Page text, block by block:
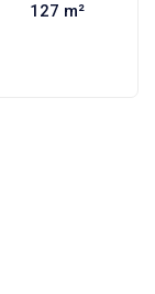
127 m²